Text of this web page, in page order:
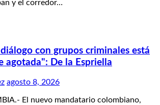
y el corredor…
con grupos criminales está
agotada": De la Espriella
agosto 8, 2026
El nuevo mandatario colombiano,